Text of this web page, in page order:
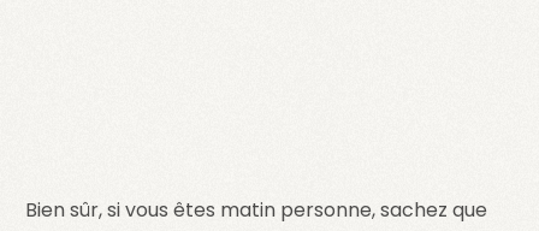
Bien sûr, si vous êtes matin personne, sachez que